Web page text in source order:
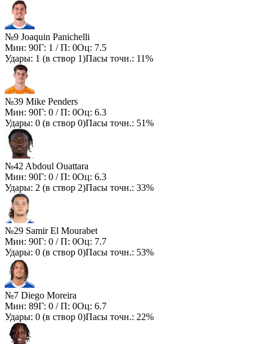
№9 Joaquin Panichelli
Мин: 90Г: 1 / П: 0Оц: 7.5
Удары: 1 (в створ 1)Пасы точн.: 11%
№39 Mike Penders
Мин: 90Г: 0 / П: 0Оц: 6.3
Удары: 0 (в створ 0)Пасы точн.: 51%
№42 Abdoul Ouattara
Мин: 90Г: 0 / П: 0Оц: 6.3
Удары: 2 (в створ 2)Пасы точн.: 33%
№29 Samir El Mourabet
Мин: 90Г: 0 / П: 0Оц: 7.7
Удары: 0 (в створ 0)Пасы точн.: 53%
№7 Diego Moreira
Мин: 89Г: 0 / П: 0Оц: 6.7
Удары: 0 (в створ 0)Пасы точн.: 22%